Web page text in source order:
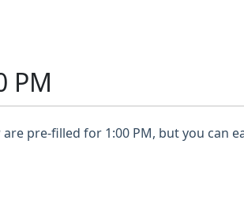
PM
pre-filled for 1:00 PM, but you can